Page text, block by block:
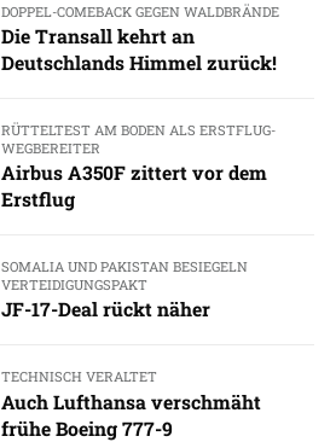
DOPPEL-COMEBACK GEGEN WALDBRÄNDE
Die Transall kehrt an
Deutschlands Himmel zurück!
RÜTTELTEST AM BODEN ALS ERSTFLUG-
WEGBEREITER
Airbus A350F zittert vor dem
Erstflug
SOMALIA UND PAKISTAN BESIEGELN
VERTEIDIGUNGSPAKT
JF-17-Deal rückt näher
TECHNISCH VERALTET
Auch Lufthansa verschmäht
frühe Boeing 777-9